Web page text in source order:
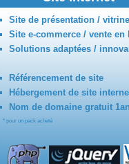
Site de présentation /
Site e-commerce / vente en
Solutions adaptées /
Référencement de site
Hébergement de site
Nom de domaine gratuit
* pour un pack acheté